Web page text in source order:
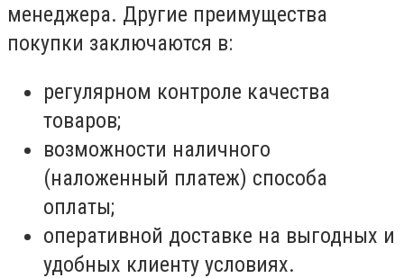
менеджера. Другие преимущества
покупки заключаются в:
регулярном контроле качества
товаров;
возможности наличного
(наложенный платеж) способа
оплаты;
оперативной доставке на выгодных и
удобных клиенту условиях.